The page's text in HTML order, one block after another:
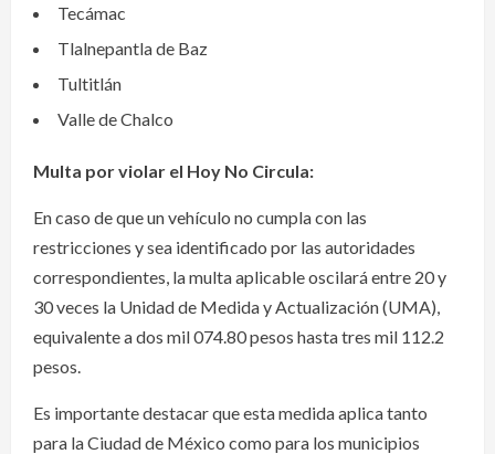
Tecámac
Tlalnepantla de Baz
Tultitlán
Valle de Chalco
Multa por violar el Hoy No Circula:
En caso de que un vehículo no cumpla con las
restricciones y sea identificado por las autoridades
correspondientes, la multa aplicable oscilará entre 20 y
30 veces la Unidad de Medida y Actualización (UMA),
equivalente a dos mil 074.80 pesos hasta tres mil 112.2
pesos.
Es importante destacar que esta medida aplica tanto
para la Ciudad de México como para los municipios